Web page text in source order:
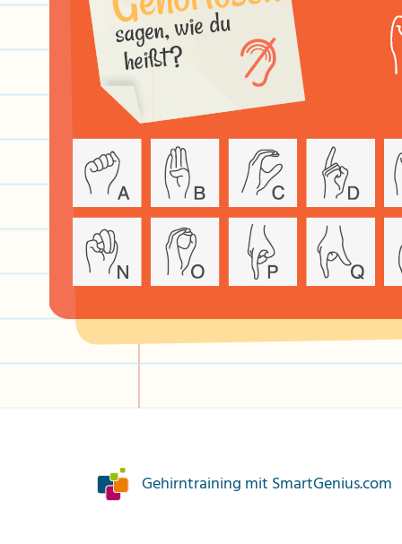
Gehirntraining mit SmartGenius.com